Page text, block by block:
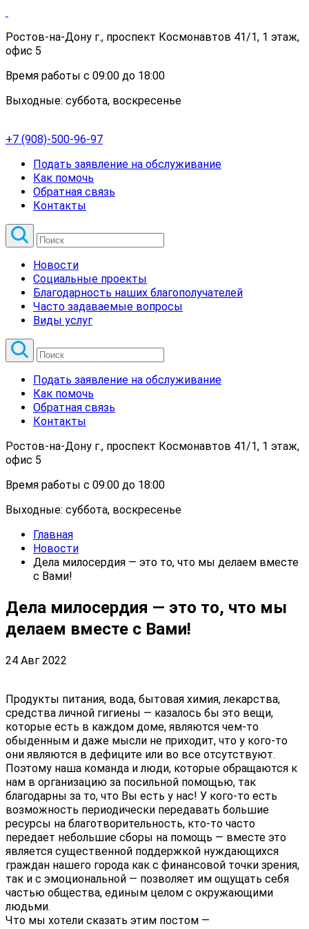
Ростов-на-Дону г., проспект Космонавтов 41/1, 1 этаж,
офис 5
Время работы с 09:00 до 18:00
Выходные: суббота, воскресенье
+7 (908)-500-96-97
Подать заявление на обслуживание
Как помочь
Обратная связь
Контакты
Новости
Социальные проекты
Благодарность наших благополучателей
Часто задаваемые вопросы
Виды услуг
Подать заявление на обслуживание
Как помочь
Обратная связь
Контакты
Ростов-на-Дону г., проспект Космонавтов 41/1, 1 этаж,
офис 5
Время работы с 09:00 до 18:00
Выходные: суббота, воскресенье
Главная
Новости
Дела милосердия — это то, что мы делаем вместе
с Вами!
Дела милосердия — это то, что мы
делаем вместе с Вами!
24 Авг 2022
Продукты питания, вода, бытовая химия, лекарства,
средства личной гигиены — казалось бы это вещи,
которые есть в каждом доме, являются чем-то
обыденным и даже мысли не приходит, что у кого-то
они являются в дефиците или во все отсутствуют.
Поэтому наша команда и люди, которые обращаются к
нам в организацию за посильной помощью, так
благодарны за то, что Вы есть у нас! У кого-то есть
возможность периодически передавать большие
ресурсы на благотворительность, кто-то часто
передает небольшие сборы на помощь — вместе это
является существенной поддержкой нуждающихся
граждан нашего города как с финансовой точки зрения,
так и с эмоциональной — позволяет им ощущать себя
частью общества, единым целом с окружающими
людьми.
Что мы хотели сказать этим постом —